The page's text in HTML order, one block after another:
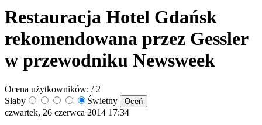
Restauracja Hotel Gdańsk
rekomendowana przez Gessler
w przewodniku Newsweek
Ocena użytkowników: / 2
Słaby
Świetny
czwartek, 26 czerwca 2014 17:34